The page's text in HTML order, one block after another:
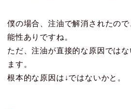
僕の場合、注油で解消されたの
能性ありですね。
ただ、注油が直接的な原因では
ます。
根本的な原因は↓ではないかと。